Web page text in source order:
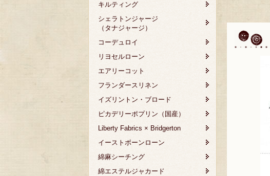
キルティング
シェラトンジャージ
（タナジャージ）
コーデュロイ
リヨセルローン
エアリーコット
フランダースリネン
イズリントン・ブロード
ピカデリーポプリン（国産）
Liberty Fabrics × Bridgerton
イーストボーンローン
綿麻シーチング
綿エステルジャカード